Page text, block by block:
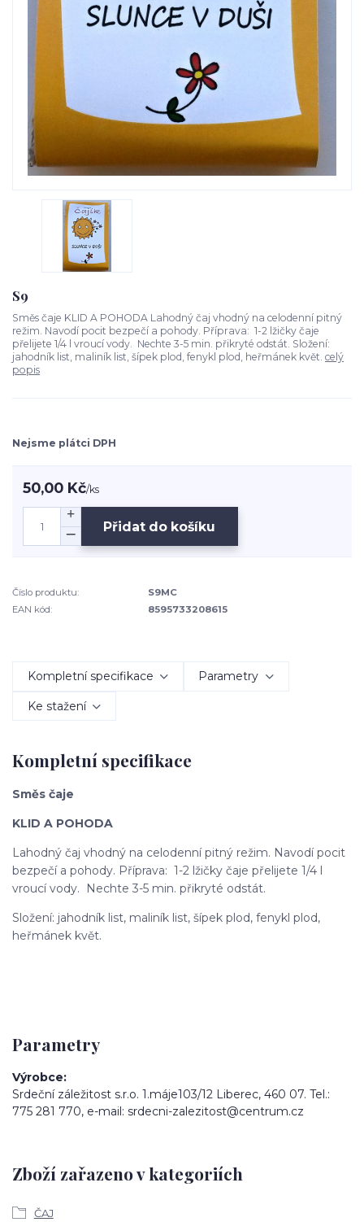
S9
Směs čaje KLID A POHODA Lahodný čaj vhodný na celodenní pitný
režim. Navodí pocit bezpečí a pohody. Příprava: 1-2 lžičky čaje
přelijete 1/4 l vroucí vody. Nechte 3-5 min. přikryté odstát. Složení:
jahodník list, maliník list, šípek plod, fenykl plod, heřmánek květ. celý
popis
Nejsme plátci DPH
50,00 Kč/ks
Přidat do košíku
Číslo produktu:
S9MC
EAN kód:
8595733208615
Kompletní specifikace Parametry
Ke stažení
Kompletní specifikace
Směs čaje
KLID A POHODA
Lahodný čaj vhodný na celodenní pitný režim. Navodí pocit
bezpečí a pohody. Příprava: 1-2 lžičky čaje přelijete 1/4 l
vroucí vody. Nechte 3-5 min. přikryté odstát.
Složení: jahodník list, maliník list, šípek plod, fenykl plod,
heřmánek květ.
Parametry
Výrobce
Srdeční záležitost s.r.o. 1.máje103/12 Liberec, 460 07. Tel.:
775 281 770, e-mail: srdecni-zalezitost@centrum.cz
Zboží zařazeno v kategoriích
ČAJ